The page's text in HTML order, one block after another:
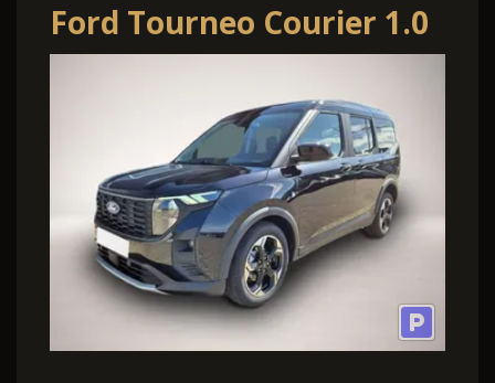
Ford Tourneo Courier 1.0
EcoBoost 125PS Active